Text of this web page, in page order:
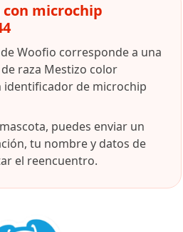
microchip
Woofio corresponde a una
raza Mestizo color
identificador de microchip
puedes enviar un
tu nombre y datos de
el reencuentro.